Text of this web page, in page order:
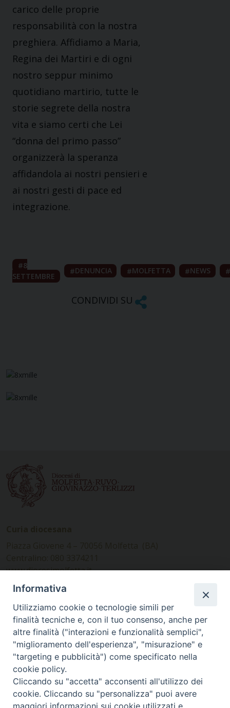
carico delle proprie
responsabilità con la nostra
preghiera. Affidiamo a Maria,
Regina dei Martiri e di ogni
nostro seppur minimo
quotidiano martirio, tutte le
storie segrete della nostra
vita e siamo certi che Lei
“donna del primo passo”
organizzerà la speranza
affidandola ai nostri pensieri e
ai nostri gesti di pace ed
integrazione.
8
SETTEMBRE
DENUNCIA MOLFETTA NEWS
CONDIVIDI SU
www.diocesimolfetta.it –
diocesimolfetta@pec.chiesacattolica.it
Ufficio Comunicazioni sociali
Piazza Giovene 4 – 70056 Molfetta (BA)
comunicazionisociali@diocesimolfetta.it
SEGUICI SU
Facebook
Instagram
X YouTube
Feed
Informativa
Utilizziamo cookie o tecnologie simili per
finalità tecniche e, con il tuo consenso, anche per
altre finalità ("interazioni e funzionalità semplici",
"miglioramento dell'esperienza", "misurazione" e
"targeting e pubblicità") come specificato nella
cookie policy.
Cliccando su "accetta" acconsenti all'utilizzo dei
cookie. Cliccando su "personalizza" puoi avere